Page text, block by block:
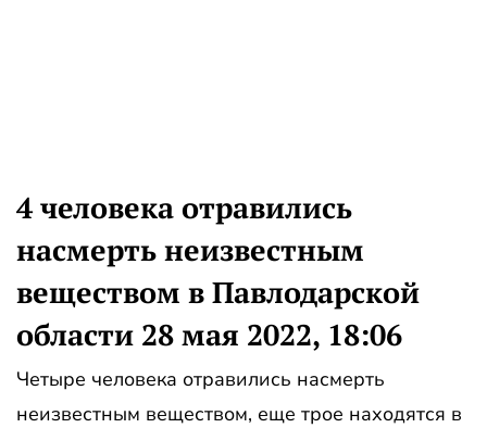
4 человека отравились
насмерть неизвестным
веществом в Павлодарской
области 28 мая 2022, 18:06
Четыре человека отравились насмерть
неизвестным веществом, еще трое находятся в